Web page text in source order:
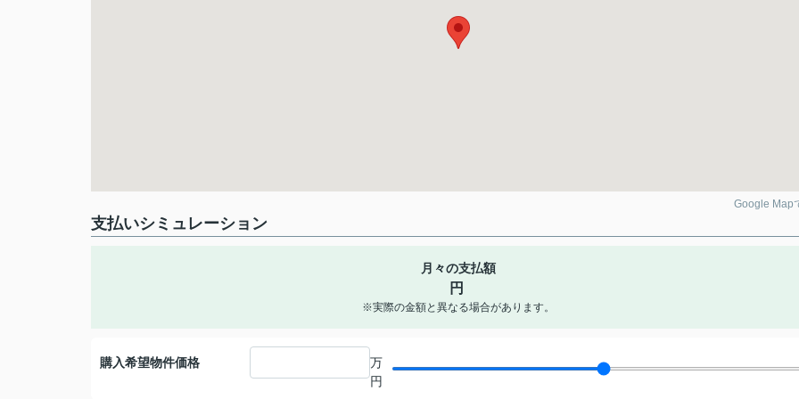
Google Map
支払いシミュレーション
月々の支払額
円
※実際の金額と異なる場合があります。
購入希望物件価格
万
円